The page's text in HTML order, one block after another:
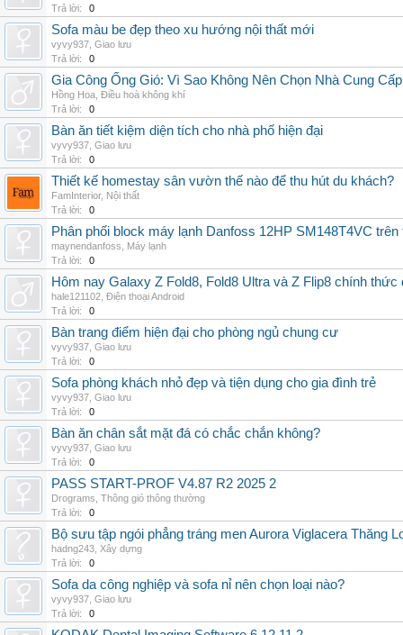
Trả lời:
0
Sofa màu be đẹp theo xu hướng nội thất mới
vyvy937 Giao lưu
Trả lời:
0
Gia Công Ống Gió: Vì Sao Không Nên Chọn Nhà Cung
Hồng Hoa Điều hoà không khí
Trả lời:
0
Bàn ăn tiết kiệm diện tích cho nhà phố hiện đại
vyvy937 Giao lưu
Trả lời:
0
Thiết kế homestay sân vườn thế nào để thu hút du khách?
FamInterior, Nội thất
Trả lời:
0
Phân phối block máy lạnh Danfoss 12HP SM148T4VC
maynendanfoss
Máy lạnh
Trả lời:
0
Hôm nay Galaxy Z Fold8, Fold8 Ultra và Z Flip8 chính
hale121102 Điện thoại Android
Trả lời:
0
Bàn trang điểm hiện đại cho phòng ngủ chung cư
vyvy937 Giao lưu
Trả lời:
0
Sofa phòng khách nhỏ đẹp và tiện dụng cho gia đình trẻ
vyvy937 Giao lưu
Trả lời:
0
Bàn ăn chân sắt mặt đá có chắc chắn không?
vyvy937 Giao lưu
Trả lời:
0
PASS START-PROF V4.87 R2 2025 2
Drograms Thông gió thông thường
Trả lời:
0
Bộ sưu tập ngói phẳng tráng men Aurora Viglacera Thăng
hadng243 Xây dựng
Trả lời:
0
Sofa da công nghiệp và sofa nỉ nên chọn loại nào?
vyvy937 Giao lưu
Trả lời:
0